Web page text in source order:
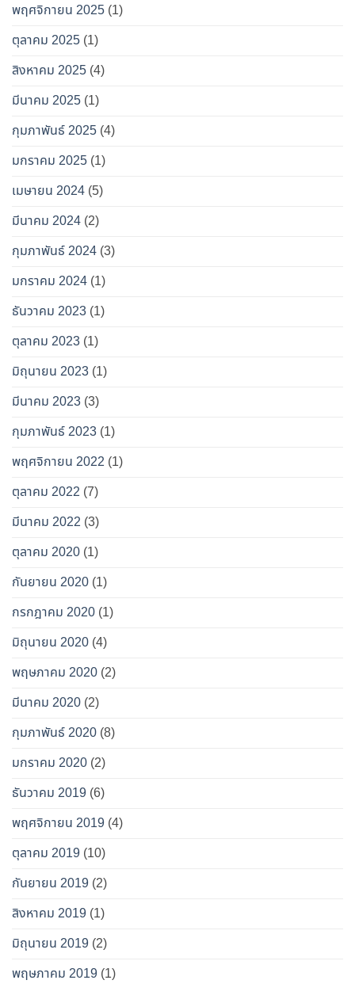
พฤศจิกายน 2025 (1)
ตุลาคม 2025 (1)
สิงหาคม 2025 (4)
มีนาคม 2025 (1)
กุมภาพันธ์ 2025 (4)
มกราคม 2025 (1)
เมษายน 2024 (5)
มีนาคม 2024 (2)
กุมภาพันธ์ 2024 (3)
มกราคม 2024 (1)
ธันวาคม 2023 (1)
ตุลาคม 2023 (1)
มิถุนายน 2023 (1)
มีนาคม 2023 (3)
กุมภาพันธ์ 2023 (1)
พฤศจิกายน 2022 (1)
ตุลาคม 2022 (7)
มีนาคม 2022 (3)
ตุลาคม 2020 (1)
กันยายน 2020 (1)
กรกฎาคม 2020 (1)
มิถุนายน 2020 (4)
พฤษภาคม 2020 (2)
มีนาคม 2020 (2)
กุมภาพันธ์ 2020 (8)
มกราคม 2020 (2)
ธันวาคม 2019 (6)
พฤศจิกายน 2019 (4)
ตุลาคม 2019 (10)
กันยายน 2019 (2)
สิงหาคม 2019 (1)
มิถุนายน 2019 (2)
พฤษภาคม 2019 (1)